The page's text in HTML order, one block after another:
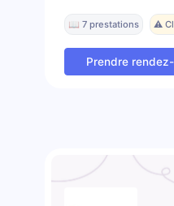
📖 7 prestations ⚠️
Prendre